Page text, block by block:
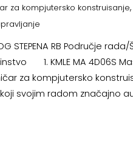
za kompjutersko konstruisanje,
STEPENA RB Područje
1. KMLE MA 4D06S
za kompjutersko
svojim radom značajno